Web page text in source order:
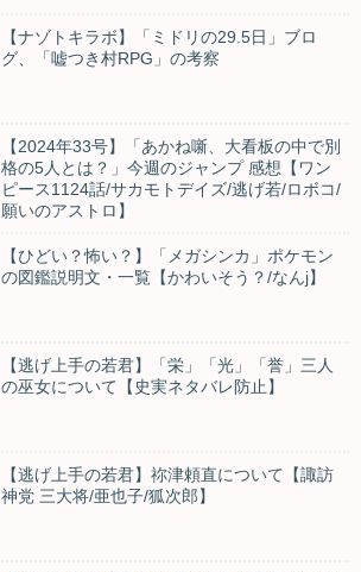
【ナゾトキラボ】「ミドリの29.5日」ブロ
グ、「嘘つき村RPG」の考察
【2024年33号】「あかね噺、大看板の中で別
格の5人とは？」今週のジャンプ 感想【ワン
ピース1124話/サカモトデイズ/逃げ若/ロボコ/
願いのアストロ】
【ひどい？怖い？】「メガシンカ」ポケモン
の図鑑説明文・一覧【かわいそう？/なんj】
【逃げ上手の若君】「栄」「光」「誉」三人
の巫女について【史実ネタバレ防止】
【逃げ上手の若君】祢津頼直について【諏訪
神党 三大将/亜也子/狐次郎】